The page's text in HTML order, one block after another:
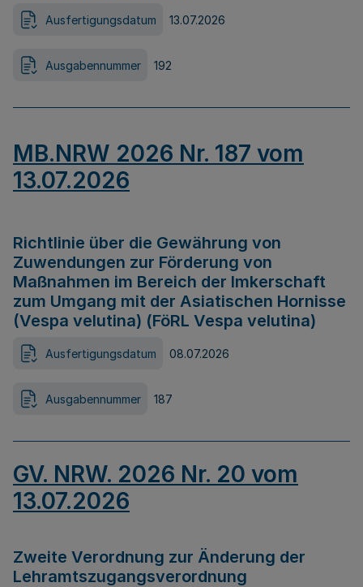
Ausfertigungsdatum 13.07.2026
Ausgabennummer 192
MB.NRW 2026 Nr. 187 vom
13.07.2026
Richtlinie über die Gewährung von
Zuwendungen zur Förderung von
Maßnahmen im Bereich der Imkerschaft
zum Umgang mit der Asiatischen Hornisse
(Vespa velutina) (FöRL Vespa velutina)
Ausfertigungsdatum 08.07.2026
Ausgabennummer 187
GV. NRW. 2026 Nr. 20 vom
13.07.2026
Zweite Verordnung zur Änderung der
Lehramtszugangsverordnung